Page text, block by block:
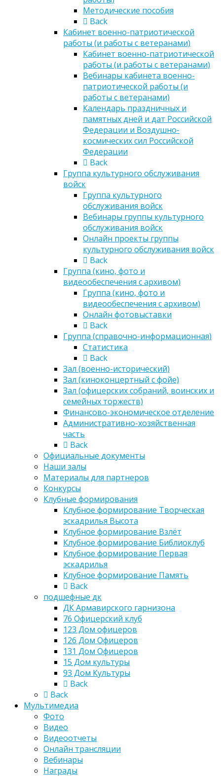
Методические пособия
Back
Кабинет военно-патриотической
работы (и работы с ветеранами)
Кабинет военно-патриотической
работы (и работы с ветеранами)
Вебинары кабинета военно-
патриотической работы (и
работы с ветеранами)
Календарь праздничных и
памятных дней и дат Российской
Федерации и Воздушно-
космических сил Российской
Федерации
Back
Группа культурного обслуживания
войск
Группа культурного
обслуживания войск
Вебинары группы культурного
обслуживания войск
Онлайн проекты группы
культурного обслуживания войск
Back
Группа (кино, фото и
видеообеспечения с архивом)
Группа (кино, фото и
видеообеспечения с архивом)
Онлайн фотовыставки
Back
Группа (справочно-информационная)
Статистика
Back
Зал (военно-исторический)
Зал (киноконцертный с фойе)
Зал (офицерских собраний, воинских и
семейных торжеств)
Финансово-экономическое отделение
Административно-хозяйственная
часть
Back
Официальные документы
Наши залы
Материалы для партнеров
Конкурсы
Клубные формирования
Клубное формирование Творческая
эскадрилья Высота
Клубное формирование Взлёт
Клубное формирование Библиоклуб
Клубное формирование Первая
эскадрилья
Клубное формирование Память
Back
подшефные дк
ДК Армавирского гарнизона
76 Офицерский клуб
123 Дом офицеров
126 Дом Офицеров
131 Дом Офицеров
15 Дом культуры
93 Дом Культуры
Back
Back
Мультимедиа
Фото
Видео
Видеоотчеты
Онлайн трансляции
Вебинары
Награды